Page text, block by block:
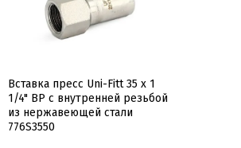
Вставка пресс Uni-Fitt 35 x 1
1/4" ВР с внутренней резьбой
из нержавеющей стали
776S3550